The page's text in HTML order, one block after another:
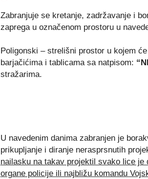
Zabranjuje se kretanje, zadržavanje i
zaprega u označenom prostoru u
Poligonski – strelišni prostor u kojem
barjačićima i tablicama sa natpisom:
stražarima.
U navedenim danima zabranjen je
prikupljanje i diranje nerasprsnutih
nailasku na takav projektil svako lice je
organe policije ili najbližu komandu